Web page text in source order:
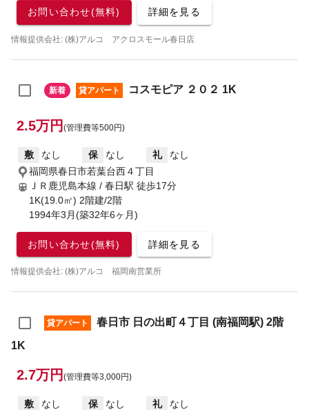
お問い合わせ(無料) 詳細を見る
情報提供会社: (株)アルコ アクロスモール春日店
新着 貸アパート コスモピア ２０２ 1K
2.5万円 (管理費等500円)
敷 なし 保 なし 礼
なし
福岡県春日市若葉台西４丁目
ＪＲ鹿児島本線 / 春日駅 徒歩17分
1K(19.0㎡) 2階建/2階
1994年3月(築32年6ヶ月)
お問い合わせ(無料) 詳細を見る
情報提供会社: (株)アルコ 福岡南営業所
貸アパート
春日市 日の出町４丁目 (南福岡駅) 2階
1K
2.7万円 (管理費等3,000円)
敷 なし 保 なし 礼
なし